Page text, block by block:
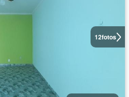
12fotos